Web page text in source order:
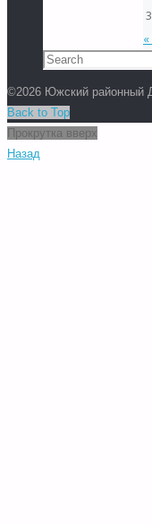
©2026 Южский районный
Back to Top
Прокрутка вверх
Назад